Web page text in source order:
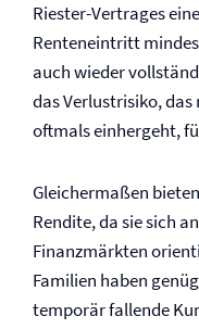
Riester-Vertrages
Renteneintritt
auch wieder
das Verlustrisiko,
oftmals einhergeht,
Gleichermaßen
Rendite, da sie sich
Finanzmärkten
Familien haben
temporär fallende